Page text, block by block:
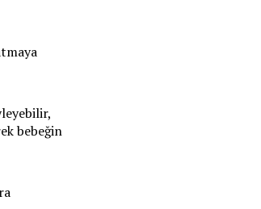
bebeğin